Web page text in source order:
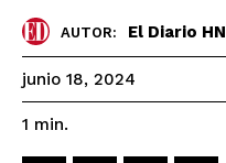
AUTOR: El Diario HN
junio 18, 2024
1 min.